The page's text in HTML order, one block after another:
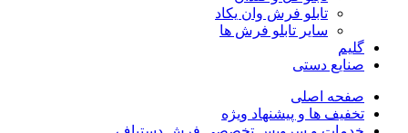
تابلو فرش وان یکاد
سایر تابلو فرش ها
گلیم
صنایع دستی
صفحه اصلی
تخفیف ها و پیشنهاد ویژه